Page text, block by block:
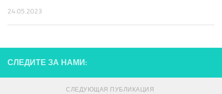
24.05.2023
СЛЕДИТЕ ЗА НАМИ:
СЛЕДУЮЩАЯ ПУБЛИКАЦИЯ